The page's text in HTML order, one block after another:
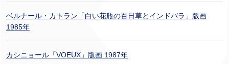
ベルナール・カトラン「白い花瓶の百日草とインドバラ」版画
1985年
カシニョール「VOEUX」版画 1987年